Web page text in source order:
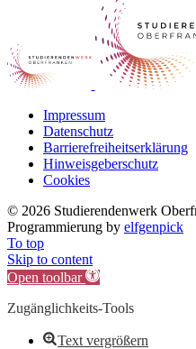
Impressum
Datenschutz
Barrierefreiheitserklärung
Hinweisgeberschutz
Cookies
© 2026 Studierendenwerk
Programmierung by elfgenpick
To top
Skip to content
Open toolbar
Zugänglichkeits-Tools
Text vergrößern